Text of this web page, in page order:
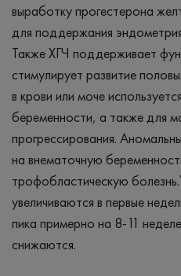
выработку прогестерона
для поддержания
Также ХГЧ поддерживает
стимулирует развитие
в крови или моче
беременности, а также для
прогрессирования.
на внематочную
трофобластическую
увеличиваются в первые
пика примерно на 8-11
снижаются.